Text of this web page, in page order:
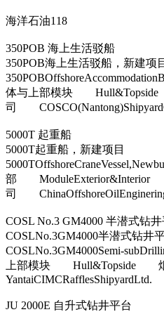
海洋石油118
350POB 海上生活驳船
350POB海上生活驳船，新
体与上部模块
司
5000T 起重船
5000T起重船，新建项目
部 ModuleExterior&Interior
司
COSL No.3 GM4000 半潜式钻井
COSLNo.3GM4000半潜式钻井
COSLNo.3GM4000Semi-
上部模块 Hull&Topside
YantaiCIMCRafflesShipyardLtd.
JU 2000E 自升式钻井平台